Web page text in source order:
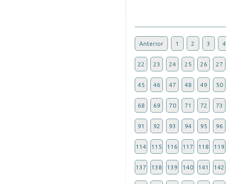
Anterior 1 2 3 4
22 23 24 25 26 27
45 46 47 48 49 50
68 69 70 71 72 73
91 92 93 94 95 96
114 115 116 117 118 119
137 138 139 140 141 142